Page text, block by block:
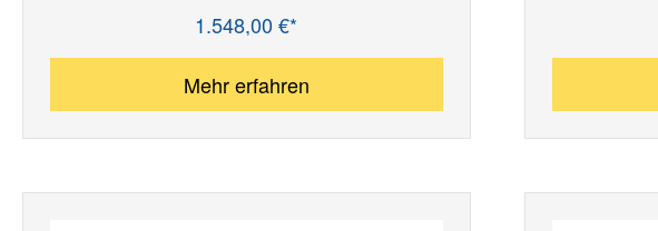
1.548,00 €*
Mehr erfahren